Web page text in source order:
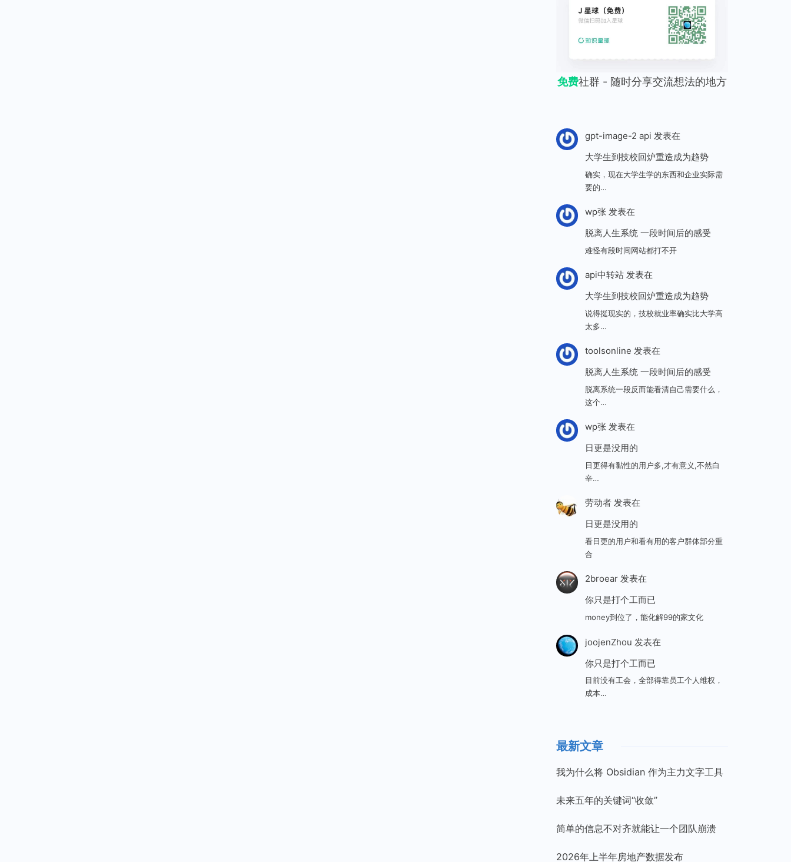
免费社群 - 随时分享交流想法的地方
gpt-image-2 api 发表在
大学生到技校回炉重造成为趋势
确实，现在大学生学的东西和企业实际需
要的…
wp张发表在
脱离人生系统 一段时间后的感受
难怪有段时间网站都打不开
api中转站发表在
大学生到技校回炉重造成为趋势
说得挺现实的，技校就业率确实比大学高
太多…
toolsonline 发表在
脱离人生系统 一段时间后的感受
脱离系统一段反而能看清自己需要什么，
这个…
wp张发表在
日更是没用的
日更得有黏性的用户多,才有意义,不然白
辛…
劳动者发表在
日更是没用的
看日更的用户和看有用的客户群体部分重
合
2broear发表在
你只是打个工而已
money到位了，能化解99的家文化
joojenZhou 发表在
你只是打个工而已
目前没有工会，全部得靠员工个人维权，
成本…
最新文章
我为什么将 Obsidian 作为主力文字工具
未来五年的关键词“收敛”
简单的信息不对齐就能让一个团队崩溃
2026年上半年房地产数据发布